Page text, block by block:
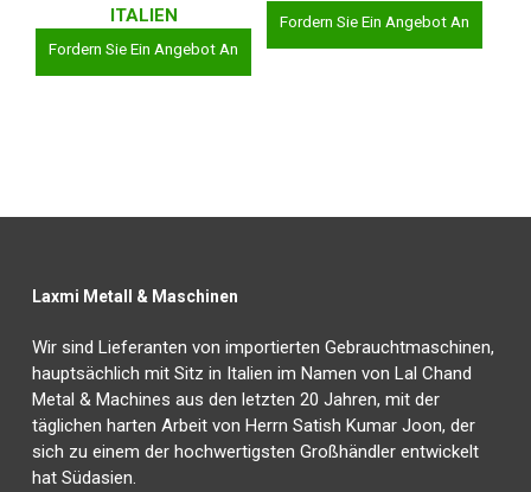
ITALIEN
Fordern Sie Ein Angebot An
Fordern Sie Ein Angebot An
Laxmi Metall & Maschinen
Wir sind Lieferanten von importierten Gebrauchtmaschinen,
hauptsächlich mit Sitz in Italien im Namen von Lal Chand
Metal & Machines aus den letzten 20 Jahren, mit der
täglichen harten Arbeit von Herrn Satish Kumar Joon, der
sich zu einem der hochwertigsten Großhändler entwickelt
hat Südasien.